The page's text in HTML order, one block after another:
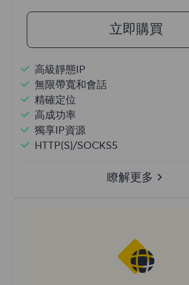
立即購買
高級靜態IP
無限帶寬和會話
精確定位
高成功率
獨享IP資源
HTTP(S)/SOCKS5
瞭解更多